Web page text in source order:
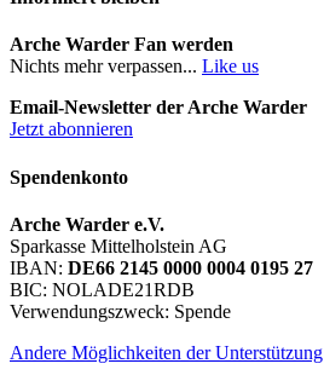
Arche Warder Fan werden
Nichts mehr verpassen... Like us
Email-Newsletter der Arche Warder
Jetzt abonnieren
Spendenkonto
Arche Warder e.V.
Sparkasse Mittelholstein AG
IBAN: DE66 2145 0000 0004 0195 27
BIC: NOLADE21RDB
Verwendungszweck: Spende
Andere Möglichkeiten der Unterstützung